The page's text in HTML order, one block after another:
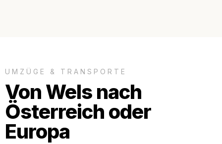
UMZÜGE & TRANSPORTE
Von Wels nach
Österreich oder
Europa